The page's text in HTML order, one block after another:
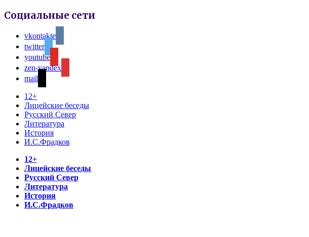
Социальные сети
vkontakte
twitter
youtube
zen-yandex
mail
12+
Лицейские беседы
Русский Север
Литература
История
И.С.Фрадков
12+
Лицейские беседы
Русский Север
Литература
История
И.С.Фрадков